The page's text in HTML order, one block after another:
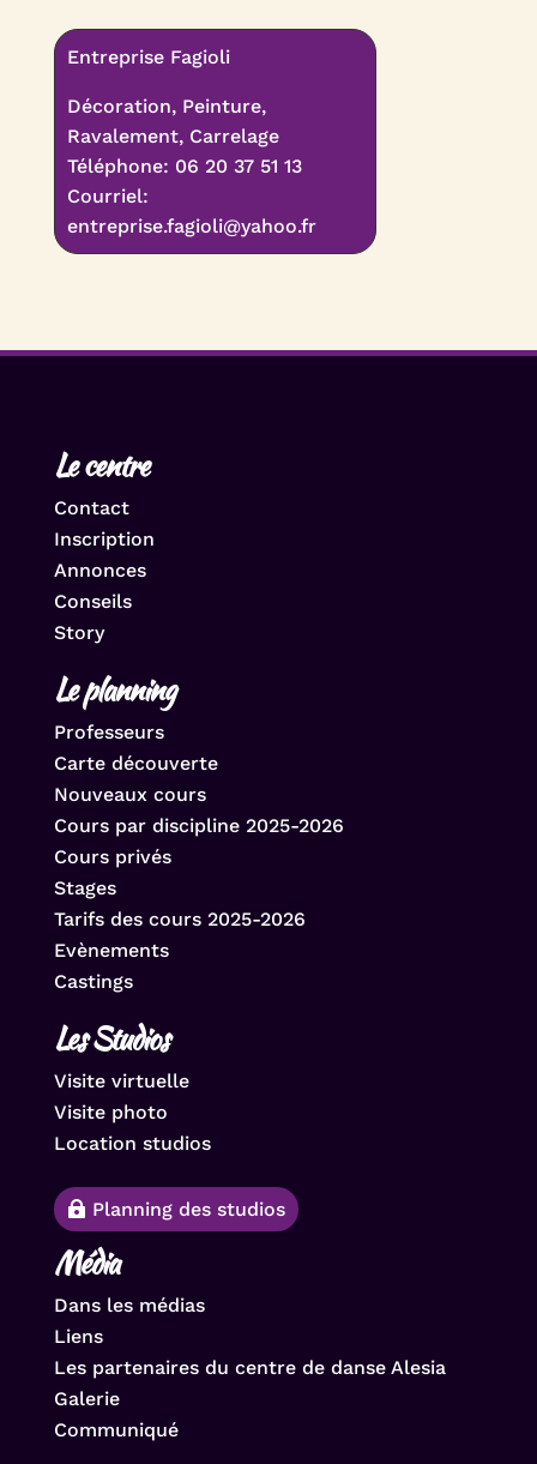
Entreprise Fagioli
Décoration, Peinture,
Ravalement, Carrelage
Téléphone: 06 20 37 51 13
Courriel:
entreprise.fagioli@yahoo.fr
Le centre
Contact
Inscription
Annonces
Conseils
Story
Le planning
Professeurs
Carte découverte
Nouveaux cours
Cours par discipline 2025-2026
Cours privés
Stages
Tarifs des cours 2025-2026
Evènements
Castings
Les Studios
Visite virtuelle
Visite photo
Location studios
Planning des studios
Média
Dans les médias
Liens
Les partenaires du centre de danse Alesia
Galerie
Communiqué